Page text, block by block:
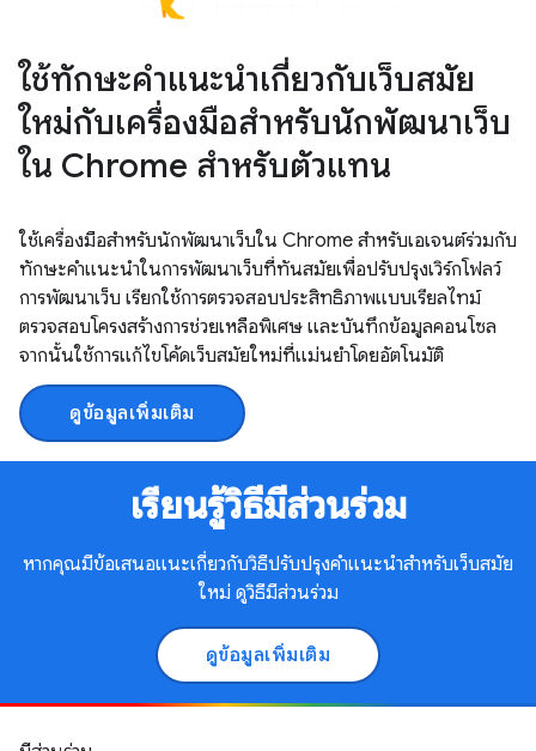
ใช้ทักษะคำแนะนำเกี่ยวกับเว็บสมัย
ใหม่กับเครื่องมือสำหรับนักพัฒนาเว็บ
ใน Chrome สำหรับตัวแทน
ใช้เครื่องมือสำหรับนักพัฒนาเว็บใน Chrome สำหรับเอเจนต์ร่วมกับ
ทักษะคำแนะนำในการพัฒนาเว็บที่ทันสมัยเพื่อปรับปรุงเวิร์กโฟลว์
การพัฒนาเว็บ เรียกใช้การตรวจสอบประสิทธิภาพแบบเรียลไทม์
ตรวจสอบโครงสร้างการช่วยเหลือพิเศษ และบันทึกข้อมูลคอนโซล
จากนั้นใช้การแก้ไขโค้ดเว็บสมัยใหม่ที่แม่นยำโดยอัตโนมัติ
ดูข้อมูลเพิ่มเติม
เรียนรู้วิธีมีส่วนร่วม
หากคุณมีข้อเสนอแนะเกี่ยวกับวิธีปรับปรุงคำแนะนำสำหรับเว็บสมัย
ใหม่ ดูวิธีมีส่วนร่วม
ดูข้อมูลเพิ่มเติม